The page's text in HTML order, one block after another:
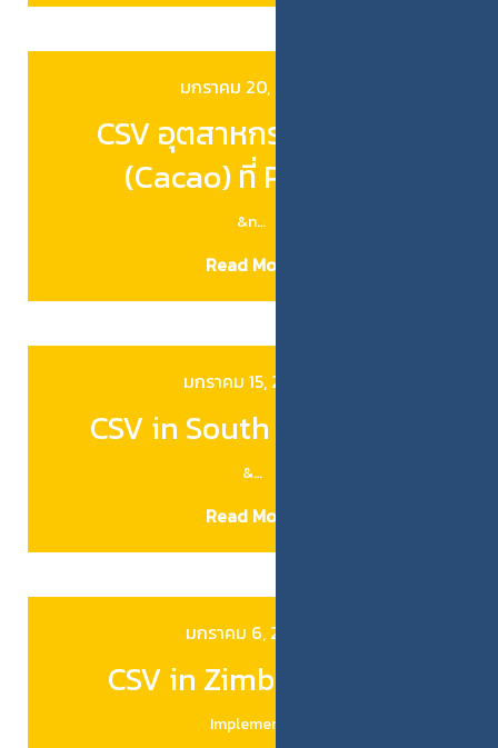
มกราคม 20, 2026
CSV อุตสาหกรรมคาคาว
(Cacao) ที่ Peru [5]
&n…
Read More
มกราคม 15, 2026
CSV in South Africa [4]
&…
Read More
มกราคม 6, 2026
CSV in Zimbabwe [3]
Implemen…